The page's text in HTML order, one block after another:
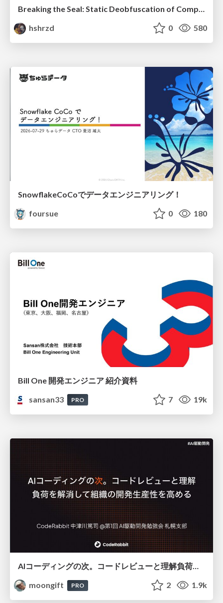
Breaking the Seal: Static Deobfuscation of Compiled V8 JavaScript Bytecode Malware
hshrzd
0 580
SnowflakeCoCoでデータエンジニアリング！
foursue
0 180
Bill One 開発エンジニア 紹介資料
sansan33
PRO 7 19k
AIコーディングの次。コードレビューと理解負荷を解消して組織の開発生産性を高める
moongift
PRO 2 1.9k